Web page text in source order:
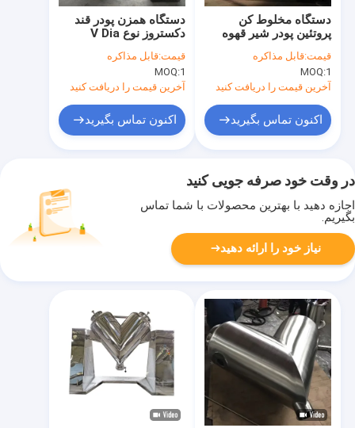
دستگاه همزن پودر قند
دکستروز نوع V Dia
قیمت:قابل مذاکره
MOQ:1
آخرین قیمت را دریافت کنید
اکنون تماس بگیرید
دستگاه مخلوط کن
پروتئین پودر شیر قهوه
میکسر
قیمت:قابل مذاکره
MOQ:1
آخرین قیمت را دریافت کنید
اکنون تماس بگیرید
در وقت خود صرفه جویی کنید
اجازه دهید با بهترین محصولات با شما تماس
بگیریم.
نیاز خود را ارائه دهید